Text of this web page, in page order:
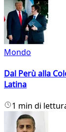
Mondo
Dal Perù alla
Latina
1 min di